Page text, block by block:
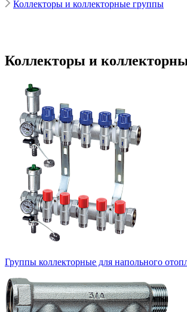
Коллекторы и коллекторные группы
Коллекторы и
Группы коллекторные для напольного